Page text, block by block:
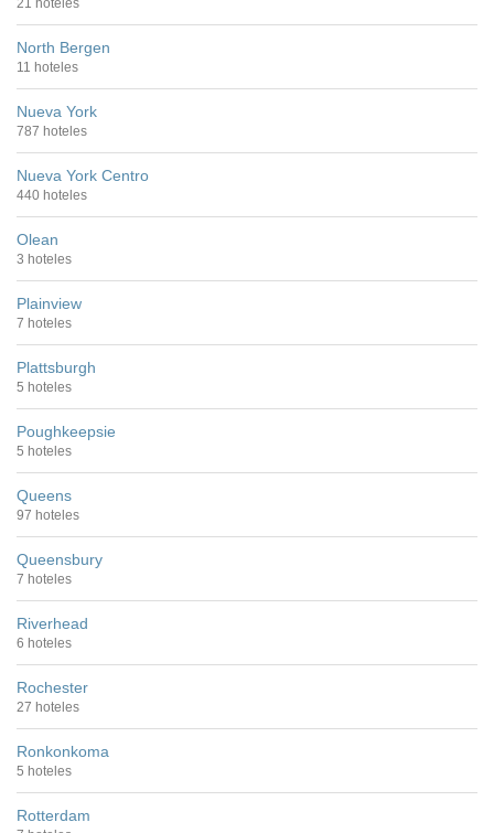
21 hoteles
North Bergen
11 hoteles
Nueva York
787 hoteles
Nueva York Centro
440 hoteles
Olean
3 hoteles
Plainview
7 hoteles
Plattsburgh
5 hoteles
Poughkeepsie
5 hoteles
Queens
97 hoteles
Queensbury
7 hoteles
Riverhead
6 hoteles
Rochester
27 hoteles
Ronkonkoma
5 hoteles
Rotterdam